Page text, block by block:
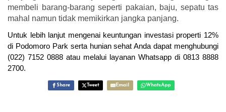
membeli barang-barang seperti pakaian, baju, sepatu tas
mahal namun tidak memikirkan jangka panjang.
Untuk lebih lanjut mengenai keuntungan investasi properti 12%
di Podomoro Park serta hunian sehat Anda dapat menghubungi
(022) 7152 0888 atau melalui layanan Whatsapp di 0813 8888
2700.
Share Tweet Email WhatsApp